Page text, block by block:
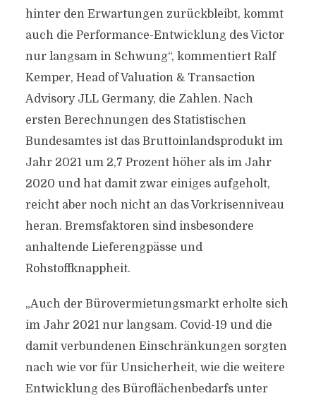
hinter den Erwartungen zurückbleibt, kommt
auch die Performance-Entwicklung des Victor
nur langsam in Schwung“, kommentiert Ralf
Kemper, Head of Valuation & Transaction
Advisory JLL Germany, die Zahlen. Nach
ersten Berechnungen des Statistischen
Bundesamtes ist das Bruttoinlandsprodukt im
Jahr 2021 um 2,7 Prozent höher als im Jahr
2020 und hat damit zwar einiges aufgeholt,
reicht aber noch nicht an das Vorkrisenniveau
heran. Bremsfaktoren sind insbesondere
anhaltende Lieferengpässe und
Rohstoffknappheit.
„Auch der Bürovermietungsmarkt erholte sich
im Jahr 2021 nur langsam. Covid-19 und die
damit verbundenen Einschränkungen sorgten
nach wie vor für Unsicherheit, wie die weitere
Entwicklung des Büroflächenbedarfs unter